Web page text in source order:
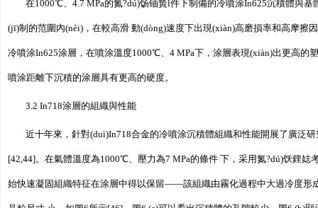
在1000℃、4.7 MPa的氮?dú)饧铀贄l件下制備的冷噴涂In625沉積體與
(jī)制的范圍內(nèi)，在較高滑 動(dòng)速度下出現(xiàn)高磨損率和高摩擦
冷噴涂In625涂層，在噴涂溫度1000℃、4 MPa下，涂層表現(xiàn)出更高的
噴涂距離下沉積的涂層具有更高的硬度。
3.2 In718涂層的組織與性能
近十年來，針對(duì)In718合金的冷噴涂沉積體組織和性能開展了廣泛
[42,44]。在氣體溫度為1000℃、壓力為7 MPa的條件 下，采用氮?dú)饫鋰
始快速凝固組織特征在涂層中得以保留——該組織由霧化過程中大過冷度形